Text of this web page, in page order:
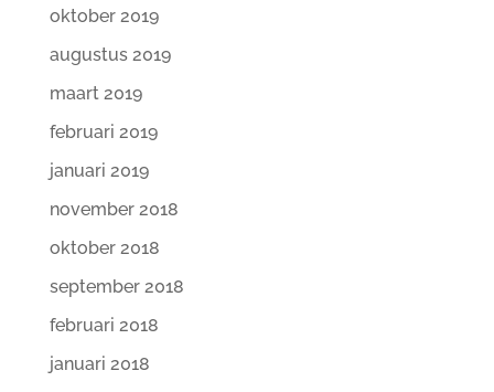
oktober 2019
augustus 2019
maart 2019
februari 2019
januari 2019
november 2018
oktober 2018
september 2018
februari 2018
januari 2018